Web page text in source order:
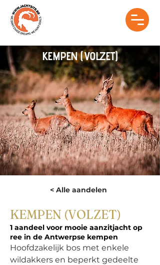
KEMPEN (VOLZET)
< Alle aandelen
KEMPEN (VOLZET)
1 aandeel voor mooie aanzitjacht op
ree in de Antwerpse kempen
Hoofdzakelijk bos met enkele
wildakkers en beperkt gedeelte